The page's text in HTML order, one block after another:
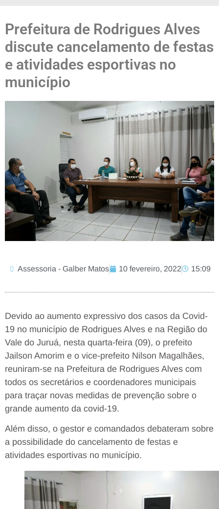
Prefeitura de Rodrigues Alves
discute cancelamento de festas
e atividades esportivas no
município
Assessoria - Galber Matos 10 fevereiro, 2022 15:09
Devido ao aumento expressivo dos casos da Covid-
19 no município de Rodrigues Alves e na Região do
Vale do Juruá, nesta quarta-feira (09), o prefeito
Jailson Amorim e o vice-prefeito Nilson Magalhães,
reuniram-se na Prefeitura de Rodrigues Alves com
todos os secretários e coordenadores municipais
para traçar novas medidas de prevenção sobre o
grande aumento da covid-19.
Além disso, o gestor e comandados debateram sobre
a possibilidade do cancelamento de festas e
atividades esportivas no município.